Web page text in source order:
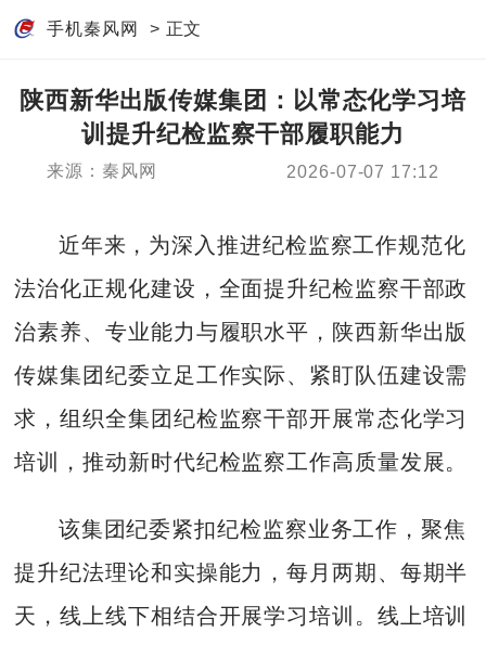
手机秦风网 > 正文
陕西新华出版传媒集团：以常态化学习培
训提升纪检监察干部履职能力
来源：秦风网 2026-07-07 17:12
近年来，为深入推进纪检监察工作规范化
法治化正规化建设，全面提升纪检监察干部政
治素养、专业能力与履职水平，陕西新华出版
传媒集团纪委立足工作实际、紧盯队伍建设需
求，组织全集团纪检监察干部开展常态化学习
培训，推动新时代纪检监察工作高质量发展。
该集团纪委紧扣纪检监察业务工作，聚焦
提升纪法理论和实操能力，每月两期、每期半
天，线上线下相结合开展学习培训。线上培训